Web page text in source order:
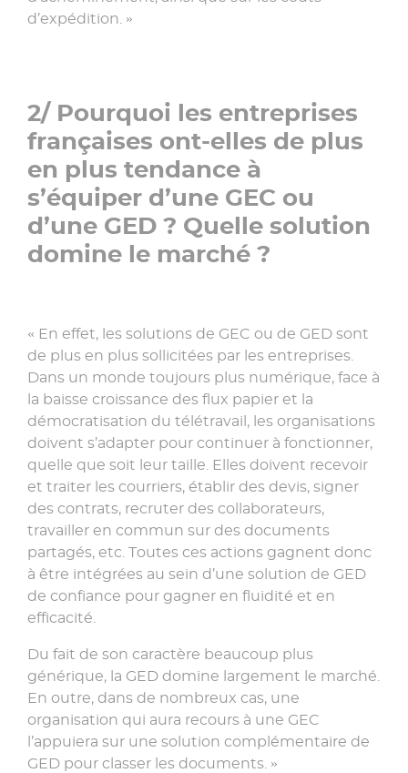
d’expédition. »
2/ Pourquoi les entreprises
françaises ont-elles de plus
en plus tendance à
s’équiper d’une GEC ou
d’une GED ? Quelle solution
domine le marché ?
« En effet, les solutions de GEC ou de GED sont
de plus en plus sollicitées par les entreprises.
Dans un monde toujours plus numérique, face à
la baisse croissance des flux papier et la
démocratisation du télétravail, les organisations
doivent s’adapter pour continuer à fonctionner,
quelle que soit leur taille. Elles doivent recevoir
et traiter les courriers, établir des devis, signer
des contrats, recruter des collaborateurs,
travailler en commun sur des documents
partagés, etc. Toutes ces actions gagnent donc
à être intégrées au sein d’une solution de GED
de confiance pour gagner en fluidité et en
efficacité.
Du fait de son caractère beaucoup plus
générique, la GED domine largement le marché.
En outre, dans de nombreux cas, une
organisation qui aura recours à une GEC
l’appuiera sur une solution complémentaire de
GED pour classer les documents. »